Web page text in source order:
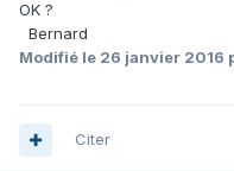
OK ?
Bernard
Modifié le 26 janvier 2016
Citer